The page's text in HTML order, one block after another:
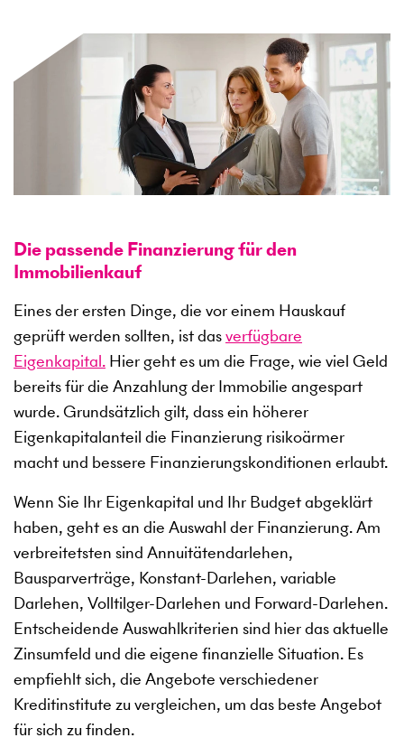
Die passende Finanzierung für den
Immobilienkauf
Eines der ersten Dinge, die vor einem Hauskauf
geprüft werden sollten, ist dasverfügbare
Eigenkapital. Hier geht es um die Frage, wie viel Geld
bereits für die Anzahlung der Immobilie angespart
wurde. Grundsätzlich gilt, dass ein höherer
Eigenkapitalanteil die Finanzierung risikoärmer
macht und bessere Finanzierungskonditionen erlaubt.
Wenn Sie Ihr Eigenkapital und Ihr Budget abgeklärt
haben, geht es an die Auswahl der Finanzierung. Am
verbreitetsten sind Annuitätendarlehen,
Bausparverträge, Konstant-Darlehen, variable
Darlehen, Volltilger-Darlehen und Forward-Darlehen.
Entscheidende Auswahlkriterien sind hier das aktuelle
Zinsumfeld und die eigene finanzielle Situation. Es
empfiehlt sich, die Angebote verschiedener
Kreditinstitute zu vergleichen, um das beste Angebot
für sich zu finden.